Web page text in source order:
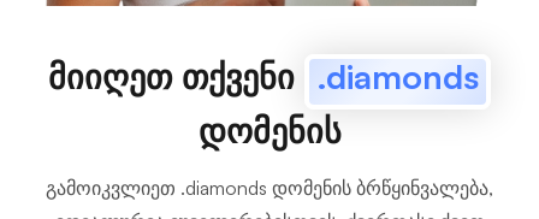
მიიღეთ თქვენი .diamonds
დომენის
გამოიკვლიეთ .diamonds დომენის ბრწყინვალება,